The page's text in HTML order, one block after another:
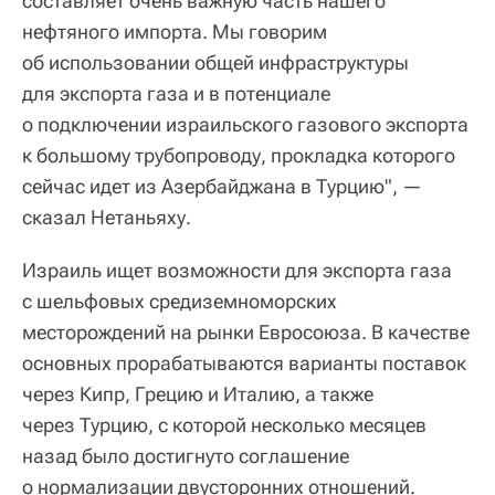
нефтяного импорта. Мы говорим
об использовании общей инфраструктуры
для экспорта газа и в потенциале
о подключении израильского газового экспорта
к большому трубопроводу, прокладка которого
сейчас идет из Азербайджана в Турцию", —
сказал Нетаньяху.
Израиль ищет возможности для экспорта газа
с шельфовых средиземноморских
месторождений на рынки Евросоюза. В качестве
основных прорабатываются варианты поставок
через Кипр, Грецию и Италию, а также
через Турцию, с которой несколько месяцев
назад было достигнуто соглашение
о нормализации двусторонних отношений.